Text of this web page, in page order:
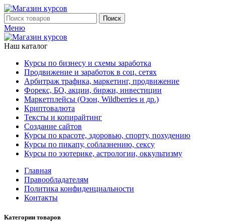
Поиск
Меню
Наш каталог
Курсы по бизнесу и схемы заработка
Продвижение и заработок в соц. сетях
Арбитраж трафика, маркетинг, продвижение
Форекс, БО, акции, биржи, инвестиции
Маркетплейсы (Озон, Wildberries и др.)
Криптовалюта
Тексты и копирайтинг
Создание сайтов
Курсы по красоте, здоровью, спорту, похудению
Курсы по пикапу, соблазнению, сексу
Курсы по эзотерике, астрологии, оккультизму
Главная
Правообладателям
Политика конфиденциальности
Контакты
Категории товаров